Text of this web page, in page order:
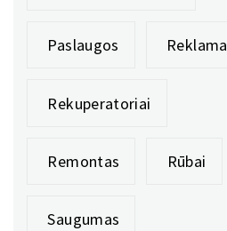
Paslaugos Reklama
Rekuperatoriai
Remontas Rūbai
Saugumas